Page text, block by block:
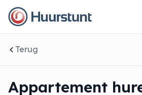
Terug
Appartement
sluiten